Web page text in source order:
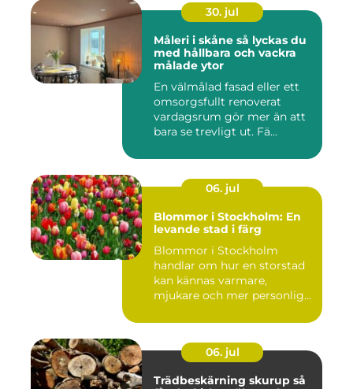
30. jul
Måleri i skåne så lyckas du
med hållbara och vackra
målade ytor
En välmålad fasad eller ett
omsorgsfullt renoverat
vardagsrum gör mer än att
bara se trevligt ut. Fä...
06. jul
Blommor i Stockholm: En
levande stad i färg
Blommor i Stockholm
handlar om hur en storstad
kan kännas varmare,
mjukare och mer personlig
06. jul
Trädbeskärning skurup så